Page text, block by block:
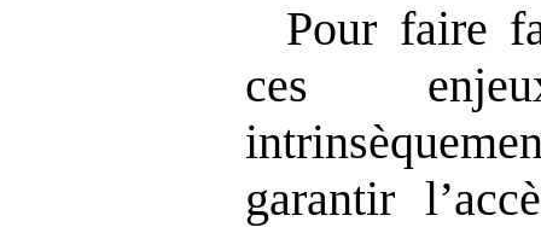
Pour faire
ces
garantir